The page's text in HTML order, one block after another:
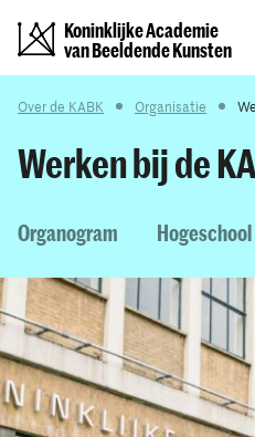
Koninklijke Academie
van Beeldende Kunsten
Over de KABK Organisatie
Werken bij de
Organogram